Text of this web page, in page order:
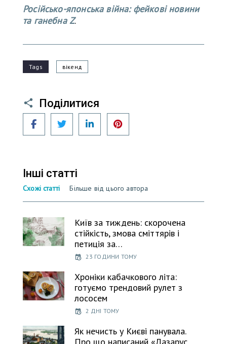
Російсько-японська війна: фейкові новини
та ганебна Z.
Tags вікенд
Поділитися
FacebookTwitter LinkedIn
Інші статті
Схожі статті Більше від цього автора
Київ за тиждень: скорочена
стійкість, змова сміттярів і
петиція за…
23 ГОДИНИ ТОМУ
Хроніки кабачкового літа:
готуємо трендовий рулет з
лососем
2 ДНІ ТОМУ
Як нечисть у Києві панувала.
Про що написаний «Лазарус.